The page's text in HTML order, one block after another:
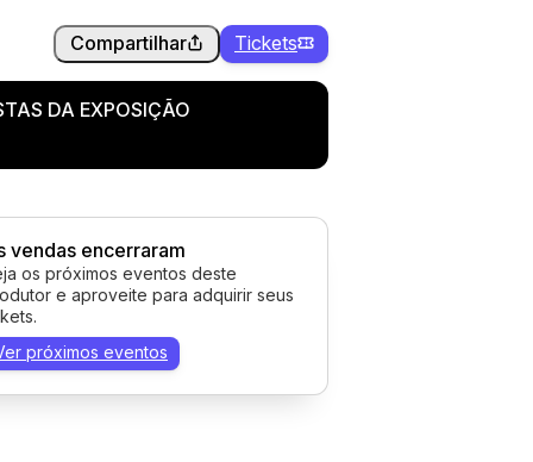
Compartilhar Tickets
DA EXPOSIÇÃO
vendas encerraram
os próximos eventos deste
e aproveite para adquirir seus
próximos eventos